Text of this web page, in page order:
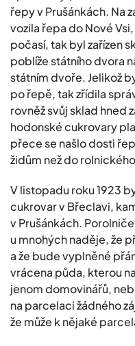
řepy v Prušánkách. Na
vozila řepa do Nové
počasí, tak byl zařízen
poblíže státního dvora
státním dvoře. Jelikož
po řepě, tak zřídila
rovněž svůj sklad hned
hodonské cukrovary
přece se našlo dosti
židům než do
V listopadu roku 1923
cukrovar v Břeclavi,
v Prušánkách.
u mnohých naděje, že
a že bude vyplněné
vrácena půda, kterou
jenom domovinářů,
na parcelaci žádného
že může k nějaké